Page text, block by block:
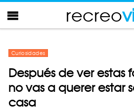
recreo
Curiosidades
Después de ver estas
no vas a querer estar
casa